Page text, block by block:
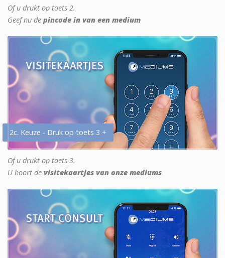
Of u drukt op toets 2.
Geef nu de pincode in van een medium
2c. Keuze - Druk op toets 3 +
Of u drukt op toets 3.
U hoort de visitekaartjes van onze mediums